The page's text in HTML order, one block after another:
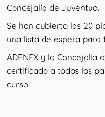
Concejalía de Juventud.
Se han cubierto las 20
una lista de espera para
ADENEX y la Concejalía
certificado a todos los
curso.